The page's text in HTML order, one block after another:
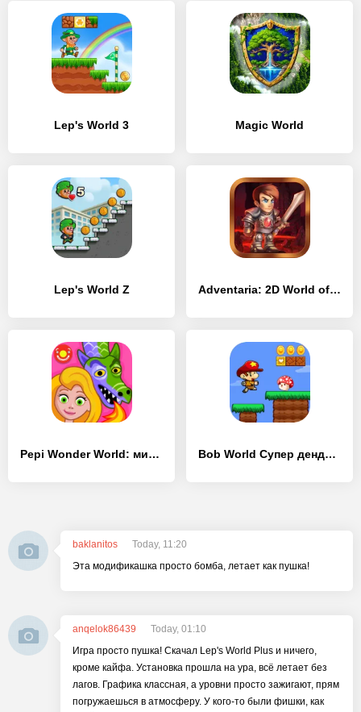
Lep's World 3 Magic World
Lep's World Z Adventaria: 2D World of Craft & Mining
Pepi Wonder World: мир сказок! Bob World Супер денди оригинал
baklanitos
Today, 11:20
Эта модификашка просто бомба, летает как пушка!
anqelok86439
Today, 01:10
Игра просто пушка! Скачал Lep's World Plus и ничего,
кроме кайфа. Установка прошла на ура, всё летает без
лагов. Графика классная, а уровни просто зажигают, прям
погружаешься в атмосферу. У кого-то были фишки, как